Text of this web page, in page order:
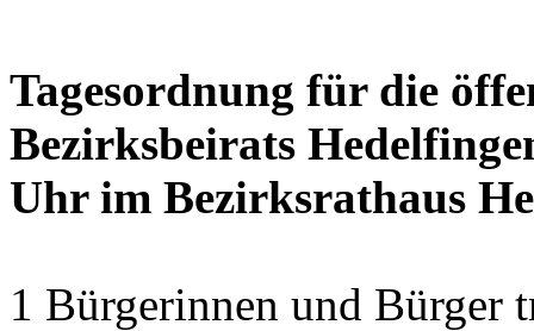
Tagesordnung für die
Bezirksbeirats
Uhr im Bezirksrathaus
1 Bürgerinnen und Bürger